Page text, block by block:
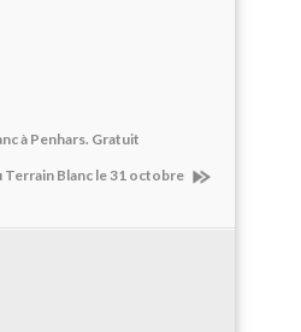
à Penhars. Gratuit
Terrain Blanc le 31 octobre